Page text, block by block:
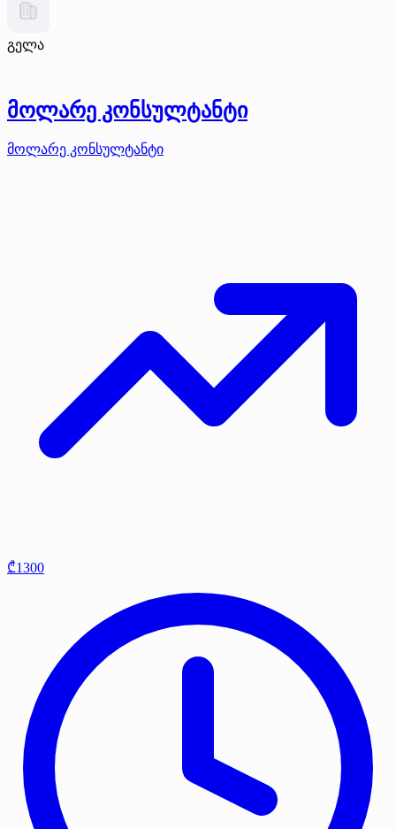
გელა
მოლარე კონსულტანტი
მოლარე კონსულტანტი
₾1300